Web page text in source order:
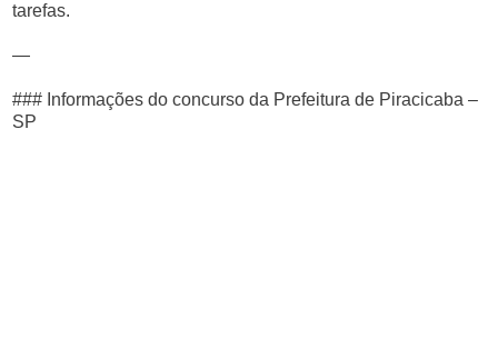
tarefas.
—
### Informações do concurso da Prefeitura de Piracicaba –
SP